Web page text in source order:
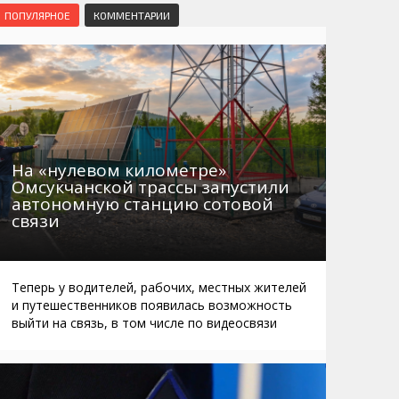
Маршруты. Улицы, остановки
Автобусы Магадан – Аэропорт
Таблица приливов отливов
Мошенники
Интернет
Жилье
Не мусорить
Браконьеры
ПОПУЛЯРНОЕ КОММЕНТАРИИ
На «нулевом километре»
Омсукчанской трассы запустили
автономную станцию сотовой
связи
Теперь у водителей, рабочих, местных жителей
и путешественников появилась возможность
выйти на связь, в том числе по видеосвязи